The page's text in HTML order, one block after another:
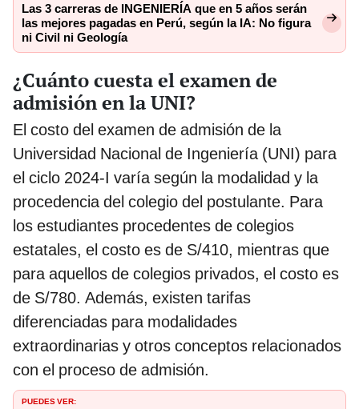
Las 3 carreras de INGENIERÍA que en 5 años serán
las mejores pagadas en Perú, según la IA: No figura
ni Civil ni Geología
¿Cuánto cuesta el examen de
admisión en la UNI?
El costo del examen de admisión de la
Universidad Nacional de Ingeniería (UNI) para
el ciclo 2024-I varía según la modalidad y la
procedencia del colegio del postulante. Para
los estudiantes procedentes de colegios
estatales, el costo es de S/410, mientras que
para aquellos de colegios privados, el costo es
de S/780. Además, existen tarifas
diferenciadas para modalidades
extraordinarias y otros conceptos relacionados
con el proceso de admisión.
PUEDES VER: